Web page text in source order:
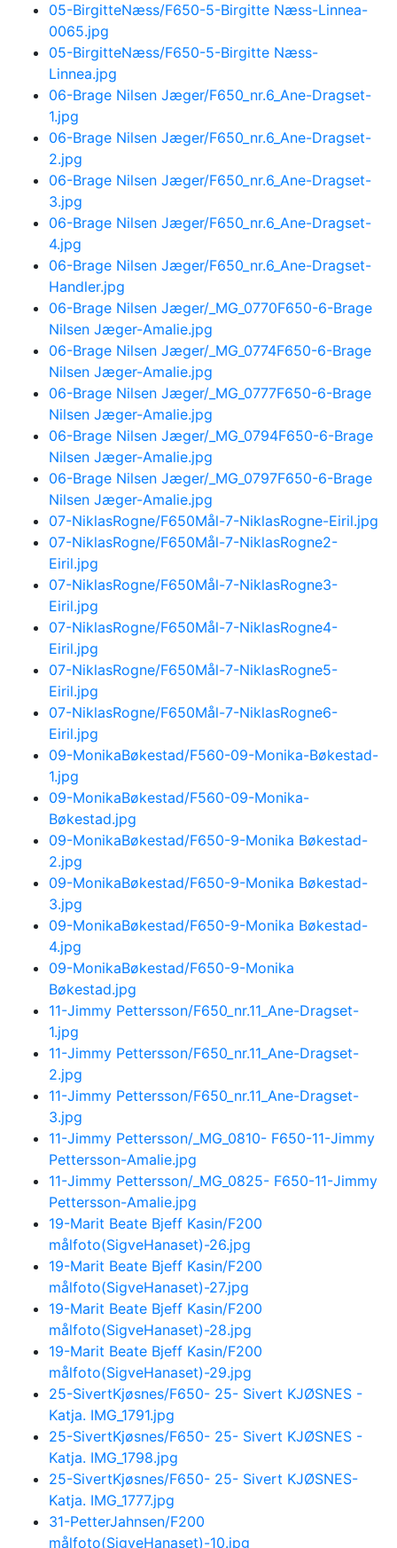
05-BirgitteNæss/F650-5-Birgitte Næss-Linnea-
0065.jpg
05-BirgitteNæss/F650-5-Birgitte Næss-
Linnea.jpg
06-Brage Nilsen Jæger/F650_nr.6_Ane-Dragset-
1.jpg
06-Brage Nilsen Jæger/F650_nr.6_Ane-Dragset-
2.jpg
06-Brage Nilsen Jæger/F650_nr.6_Ane-Dragset-
3.jpg
06-Brage Nilsen Jæger/F650_nr.6_Ane-Dragset-
4.jpg
06-Brage Nilsen Jæger/F650_nr.6_Ane-Dragset-
Handler.jpg
06-Brage Nilsen Jæger/_MG_0770F650-6-Brage
Nilsen Jæger-Amalie.jpg
06-Brage Nilsen Jæger/_MG_0774F650-6-Brage
Nilsen Jæger-Amalie.jpg
06-Brage Nilsen Jæger/_MG_0777F650-6-Brage
Nilsen Jæger-Amalie.jpg
06-Brage Nilsen Jæger/_MG_0794F650-6-Brage
Nilsen Jæger-Amalie.jpg
06-Brage Nilsen Jæger/_MG_0797F650-6-Brage
Nilsen Jæger-Amalie.jpg
07-NiklasRogne/F650Mål-7-NiklasRogne-Eiril.jpg
07-NiklasRogne/F650Mål-7-NiklasRogne2-
Eiril.jpg
07-NiklasRogne/F650Mål-7-NiklasRogne3-
Eiril.jpg
07-NiklasRogne/F650Mål-7-NiklasRogne4-
Eiril.jpg
07-NiklasRogne/F650Mål-7-NiklasRogne5-
Eiril.jpg
07-NiklasRogne/F650Mål-7-NiklasRogne6-
Eiril.jpg
09-MonikaBøkestad/F560-09-Monika-Bøkestad-
1.jpg
09-MonikaBøkestad/F560-09-Monika-
Bøkestad.jpg
09-MonikaBøkestad/F650-9-Monika Bøkestad-
2.jpg
09-MonikaBøkestad/F650-9-Monika Bøkestad-
3.jpg
09-MonikaBøkestad/F650-9-Monika Bøkestad-
4.jpg
09-MonikaBøkestad/F650-9-Monika
Bøkestad.jpg
11-Jimmy Pettersson/F650_nr.11_Ane-Dragset-
1.jpg
11-Jimmy Pettersson/F650_nr.11_Ane-Dragset-
2.jpg
11-Jimmy Pettersson/F650_nr.11_Ane-Dragset-
3.jpg
11-Jimmy Pettersson/_MG_0810- F650-11-Jimmy
Pettersson-Amalie.jpg
11-Jimmy Pettersson/_MG_0825- F650-11-Jimmy
Pettersson-Amalie.jpg
19-Marit Beate Bjeff Kasin/F200
målfoto(SigveHanaset)-26.jpg
19-Marit Beate Bjeff Kasin/F200
målfoto(SigveHanaset)-27.jpg
19-Marit Beate Bjeff Kasin/F200
målfoto(SigveHanaset)-28.jpg
19-Marit Beate Bjeff Kasin/F200
målfoto(SigveHanaset)-29.jpg
25-SivertKjøsnes/F650- 25- Sivert KJØSNES -
Katja. IMG_1791.jpg
25-SivertKjøsnes/F650- 25- Sivert KJØSNES -
Katja. IMG_1798.jpg
25-SivertKjøsnes/F650- 25- Sivert KJØSNES-
Katja. IMG_1777.jpg
31-PetterJahnsen/F200
målfoto(SigveHanaset)-10.jpg